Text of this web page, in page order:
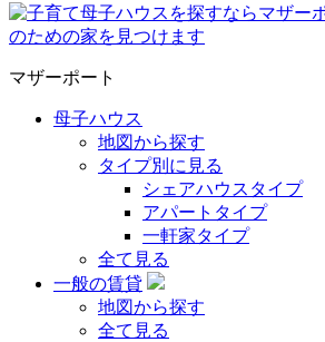
マザーポート
母子ハウス
地図から探す
タイプ別に見る
シェアハウスタイプ
アパートタイプ
一軒家タイプ
全て見る
一般の賃貸
地図から探す
全て見る